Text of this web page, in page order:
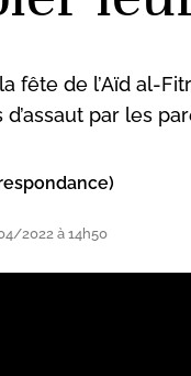
fête de l’Aïd al-
par les
2022 à 14h50